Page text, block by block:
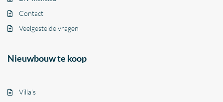
Contact
Veelgestelde vragen
Nieuwbouw te koop
Villa’s